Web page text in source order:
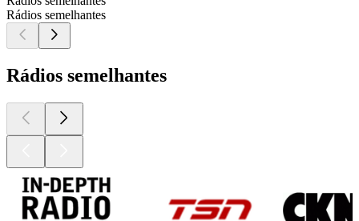
Rádios semelhantes
Rádios semelhantes